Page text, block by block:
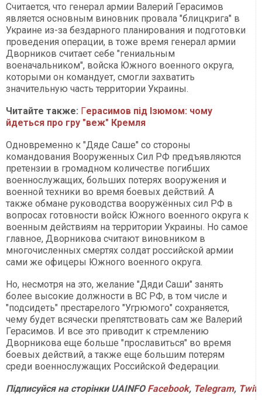
Считается, что генерал армии Валерий Герасимов
является основным виновник провала "блицкрига" в
Украине из-за бездарного планирования и подготовки
проведения операции, в тоже время генерал армии
Дворников считает себе "гениальным
военачальником", войска Южного военного округа,
которыми он командует, смогли захватить
значительную часть территории Украины.
Читайте также: Герасимов під Ізюмом: чому
йдеться про гру "веж" Кремля
Одновременно к "Дяде Саше" со стороны
командования Вооруженных Сил РФ предъявляются
претензии в громадном количестве погибших
военнослужащих, больших потерях вооружения и
военной техники во время боевых действий. А
также обмане руководства вооружённых сил РФ в
вопросах готовности войск Южного военного округа к
военным действиям на территории Украины. Но самое
главное, Дворникова считают виновником в
многочисленных смертях солдат российской армии
сами же офицеры Южного военного округа.
Но, несмотря на это, желание "Дяди Саши" занять
более высокие должности в ВС РФ, в том числе и
"подсидеть" престарелого "Угрюмого" сохраняется,
чему будет всячески препятствовать сам же Валерий
Герасимов. И все это приводит к стремлению
Дворникова еще больше "прославиться" во время
боевых действий, а также еще большим потерям
среди военнослужащих Российской Федерации.
Підписуйся на сторінки UAINFO Facebook, Telegram,